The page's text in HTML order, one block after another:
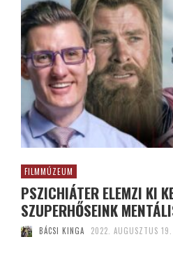
FILMMÚZEUM
PSZICHIÁTER ELEMZI KI
SZUPERHŐSEINK
BÁCSI KINGA 2022. AUGUSZTUS 19.